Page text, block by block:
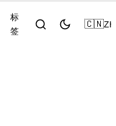
标
签
🇨🇳ZH